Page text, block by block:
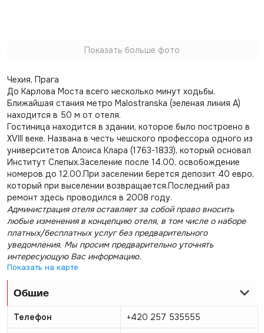
Показать больше фото
Чехия, Прага
До Карлова Моста всего несколько минут ходьбы.
Ближайшая стания метро Malostranska (зеленая линия A)
находится в 50 м от отеля.
Гостиница находится в здании, которое было построено в
XVIII веке. Названа в честь чешского профессора одного из
университетов Алоиса Клара (1763-1833), который основал
Институт Слепых.Заселение после 14.00, освобождение
номеров до 12.00.При заселении берется депозит 40 евро,
который при выселении возвращается.Последний раз
ремонт здесь проводился в 2008 году.
Администрация отеля оставляет за собой право вносить
любые изменения в концепцию отеля, в том числе о наборе
платных/бесплатных услуг без предварительного
уведомления. Мы просим предварительно уточнять
интересующую Вас информацию.
Показать на карте
Общие
Телефон +420 257 535555